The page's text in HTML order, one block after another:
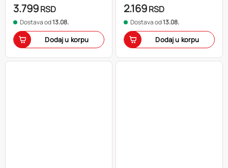
3.799RSD
Dostava od13.08.
Dodaj u korpu
2.169RSD
Dostava od13.08.
Dodaj u korpu